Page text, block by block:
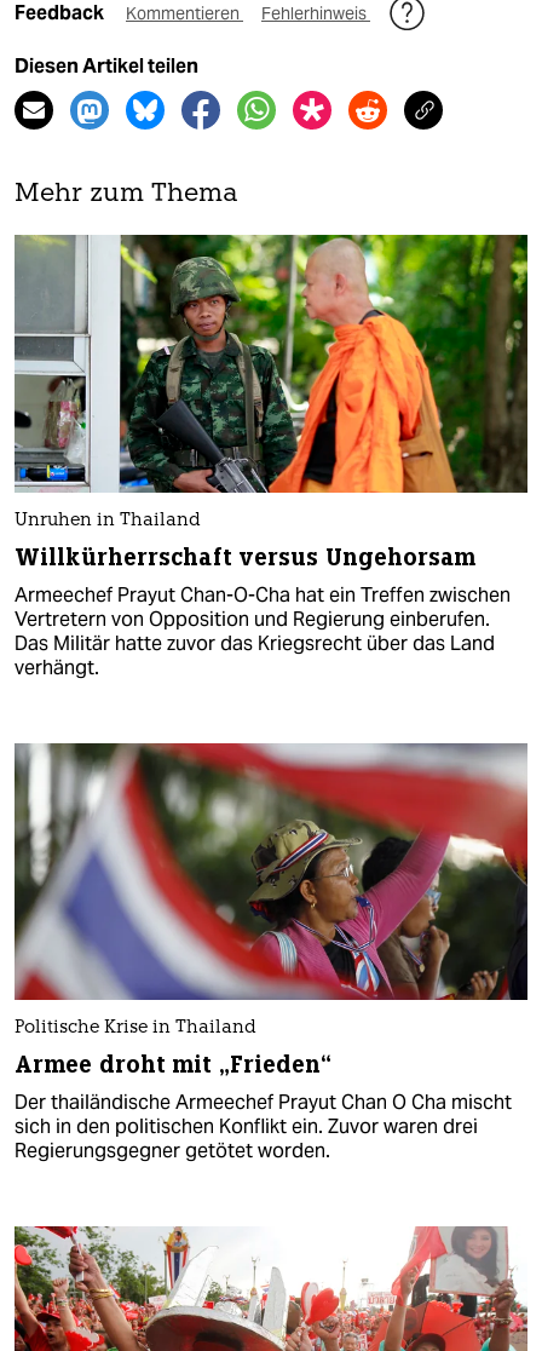
Feedback Kommentieren Fehlerhinweis
Diesen Artikel teilen
Mehr zum Thema
Unruhen in Thailand
Willkürherrschaft versus Ungehorsam
Armeechef Prayut Chan-O-Cha hat ein Treffen zwischen
Vertretern von Opposition und Regierung einberufen.
Das Militär hatte zuvor das Kriegsrecht über das Land
verhängt.
Politische Krise in Thailand
Armee droht mit „Frieden“
Der thailändische Armeechef Prayut Chan O Cha mischt
sich in den politischen Konflikt ein. Zuvor waren drei
Regierungsgegner getötet worden.